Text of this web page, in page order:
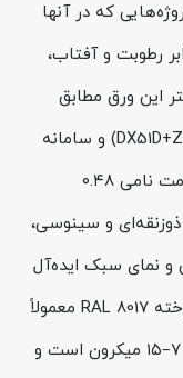
که در آنها
رطوبت و آفتاب،
این ورق مطابق
استانداردهای EN 10346 (برای DX51D+Z/DX51D+AZ) و سامانه
رنگ طبق EN 10169 طراحی شده است. ضخامت نامی ۰.۴۸
ذوزنقه‌ای و سینوسی،
نمای سبک ایده‌آل
می‌کند. لایه رنگ رویه در طیف قهوه‌ای سوخته RAL 8017 معمولاً
در حدود ۲۰–۲۵ میکرون و لایه پشت حدود ۷–۱۵ میکرون است و